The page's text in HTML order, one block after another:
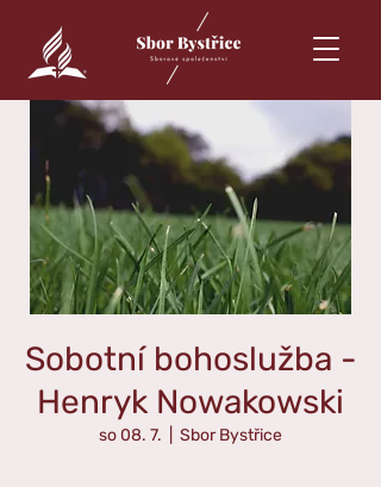
Sobotní bohoslužba -
Henryk Nowakowski
so 08. 7. Sbor Bystřice